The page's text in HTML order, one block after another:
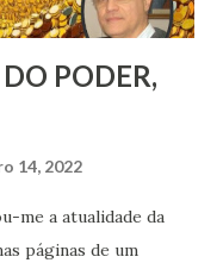
DO PODER,
14, 2022
me a atualidade da
páginas de um